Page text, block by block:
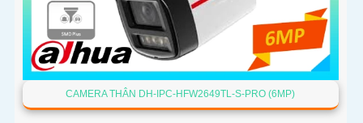
CAMERA THÂN DH-IPC-HFW2649TL-S-PRO (6MP)